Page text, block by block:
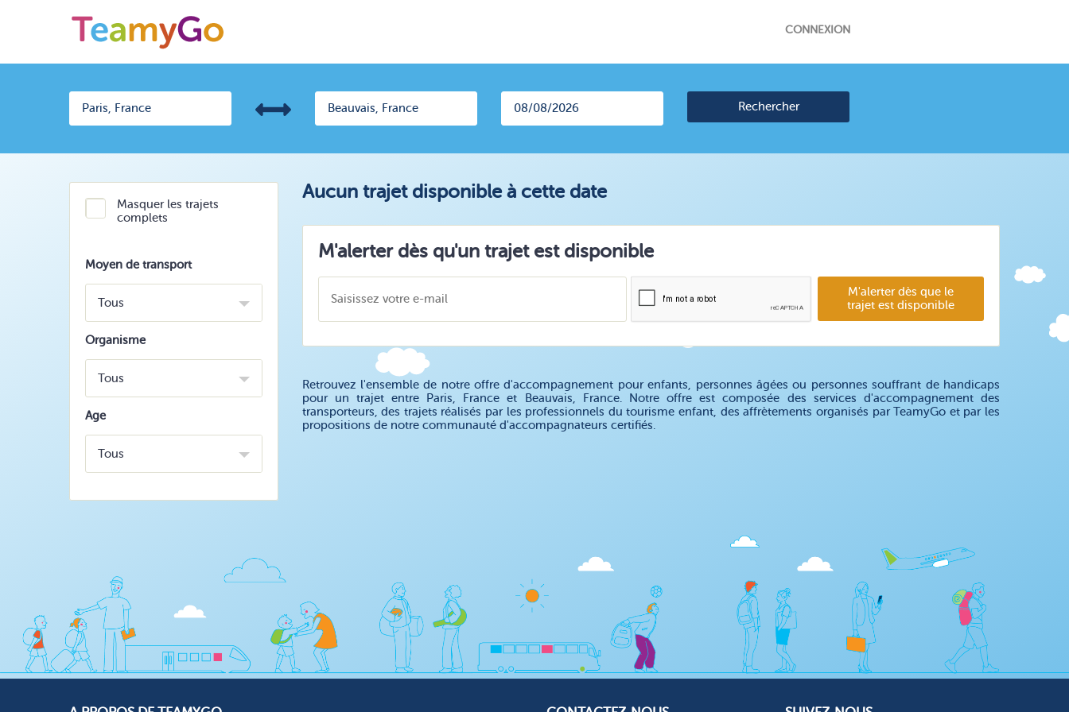
CONNEXION
Rechercher
Masquer les trajets
complets
Moyen de transport
Tous
Organisme
Tous
Age
Tous
Aucun trajet disponible à cette date
M'alerter dès qu'un trajet est disponible
M'alerter dès que le
trajet est disponible
Retrouvez l'ensemble de notre offre d'accompagnement pour enfants, personnes âgées ou personnes souffrant de handicaps
pour un trajet entre Paris, France et Beauvais, France. Notre offre est composée des services d'accompagnement des
transporteurs, des trajets réalisés par les professionnels du tourisme enfant, des affrètements organisés par TeamyGo et par les
propositions de notre communauté d'accompagnateurs certifiés.